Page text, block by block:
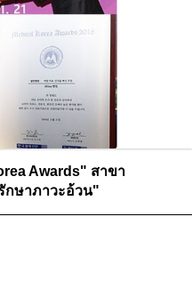
Awards" สาขา
กษาภาวะอ้วน"